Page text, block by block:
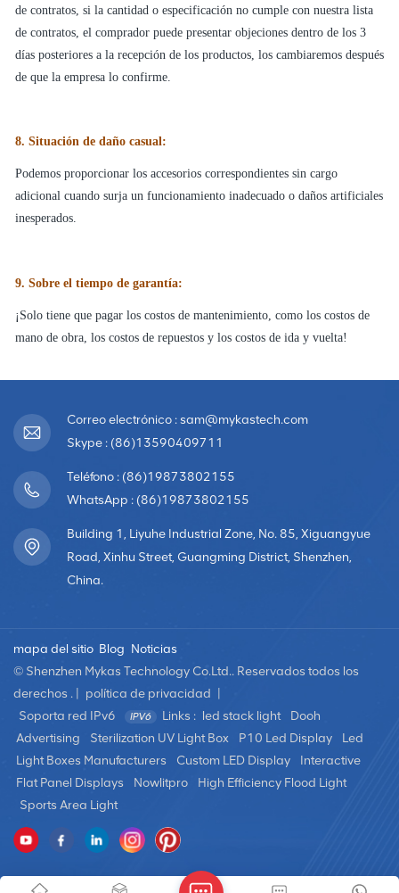
de contratos, si la cantidad o especificación no cumple con nuestra lista
de contratos, el comprador puede presentar objeciones dentro de los 3
días posteriores a la recepción de los productos, los cambiaremos después
de que la empresa lo confirme.
8. Situación de daño casual:
Podemos proporcionar los accesorios correspondientes sin cargo
adicional cuando surja un funcionamiento inadecuado o daños artificiales
inesperados.
9. Sobre el tiempo de garantía:
¡Solo tiene que pagar los costos de mantenimiento, como los costos de
mano de obra, los costos de repuestos y los costos de ida y vuelta!
Correo electrónico : sam@mykastech.com
Skype : (86)13590409711
Teléfono : (86)19873802155
WhatsApp : (86)19873802155
Building 1, Liyuhe Industrial Zone, No. 85, Xiguangyue
Road, Xinhu Street, Guangming District, Shenzhen,
China.
mapa del sitio Blog Noticias
© Shenzhen Mykas Technology Co.Ltd.. Reservados todos los
derechos . |
política de privacidad
Soporta red IPv6
Links : led stack light
Dooh
Advertising
Sterilization UV Light Box P10 Led Display
Led
Light Boxes Manufacturers
Custom LED Display
Interactive
Flat Panel Displays
Nowlitpro
High Efficiency Flood Light
Sports Area Light